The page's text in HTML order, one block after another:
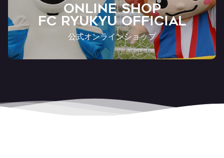
ONLINE SHOP
FC RYUKYU OFFICIAL
公式オンラインショップ